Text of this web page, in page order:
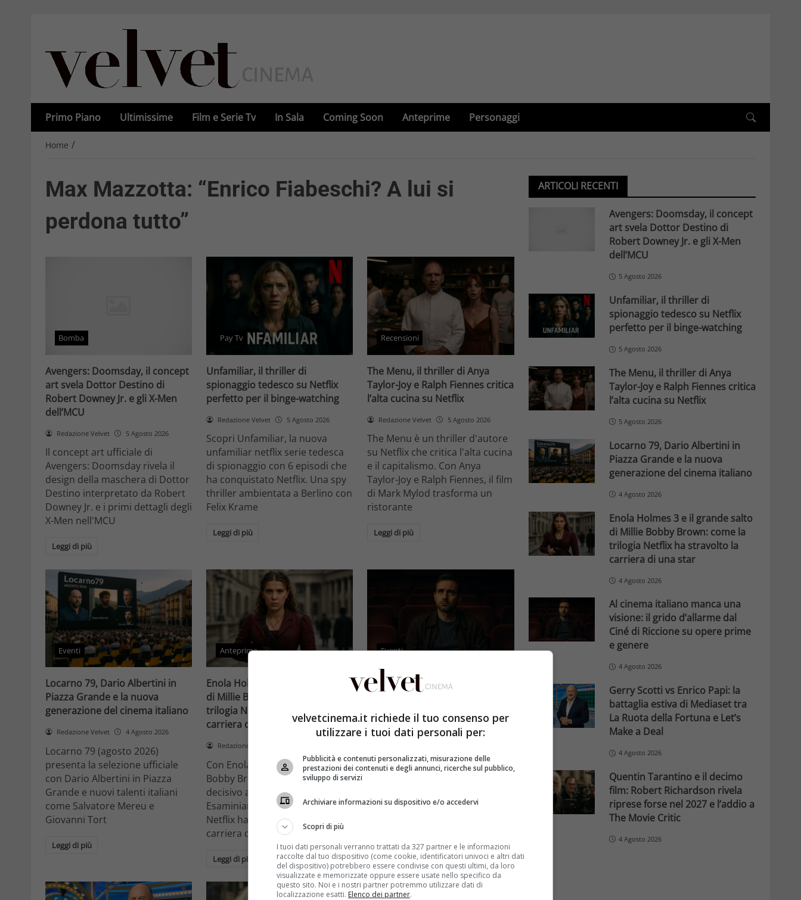
Primo Piano Ultimissime Film e Serie Tv In Sala Coming Soon Anteprime Personaggi
Home /
Max Mazzotta: “Enrico Fiabeschi? A lui si
perdona tutto”
Bomba
Avengers: Doomsday, il concept
art svela Dottor Destino di
Robert Downey Jr. e gli X-Men
dell’MCU
Redazione Velvet 5 Agosto 2026
Il concept art ufficiale di
Avengers: Doomsday rivela il
design della maschera di Dottor
Destino interpretato da Robert
Downey Jr. e i primi dettagli degli
X-Men nell'MCU
Leggi di più
Pay Tv
Unfamiliar, il thriller di
spionaggio tedesco su Netflix
perfetto per il binge-watching
Redazione Velvet 5 Agosto 2026
Scopri Unfamiliar, la nuova
unfamiliar netflix serie tedesca
di spionaggio con 6 episodi che
ha conquistato Netflix. Una spy
thriller ambientata a Berlino con
Felix Krame
Leggi di più
Recensioni
The Menu, il thriller di Anya
Taylor-Joy e Ralph Fiennes critica
l’alta cucina su Netflix
Redazione Velvet 5 Agosto 2026
The Menu è un thriller d'autore
su Netflix che critica l'alta cucina
e il capitalismo. Con Anya
Taylor-Joy e Ralph Fiennes, il film
di Mark Mylod trasforma un
ristorante
Leggi di più
Eventi
Locarno 79, Dario Albertini in
Piazza Grande e la nuova
generazione del cinema italiano
Redazione Velvet 4 Agosto 2026
Locarno 79 (agosto 2026)
presenta la selezione ufficiale
con Dario Albertini in Piazza
Grande e nuovi talenti italiani
come Salvatore Mereu e
Giovanni Tort
Leggi di più
Anteprime
Enola Holmes 3 e il grande salto
di Millie Bobby Brown: come la
trilogia Netflix ha stravolto la
carriera di una star
Redazione Velvet
Con Enola Holmes 3, Millie
Bobby Brown compie un salto
decisivo a Hollywood.
Esaminiamo come la trilogia
Netflix ha trasformato la sua
carriera da attrice
Leggi di più
Eventi
Al cinema italiano manca una
Ciné di Riccione su opere prime
e genere
Il cinema italiano opere prime
ricambio generazionale e
Leggi di più
ARTICOLI RECENTI
Avengers: Doomsday, il concept
art svela Dottor Destino di
Robert Downey Jr. e gli X-Men
dell’MCU
5 Agosto 2026
Unfamiliar, il thriller di
spionaggio tedesco su Netflix
perfetto per il binge-watching
5 Agosto 2026
The Menu, il thriller di Anya
Taylor-Joy e Ralph Fiennes critica
l’alta cucina su Netflix
5 Agosto 2026
Locarno 79, Dario Albertini in
Piazza Grande e la nuova
generazione del cinema italiano
4 Agosto 2026
Enola Holmes 3 e il grande salto
di Millie Bobby Brown: come la
trilogia Netflix ha stravolto la
carriera di una star
4 Agosto 2026
Al cinema italiano manca una
visione: il grido d’allarme dal
Ciné di Riccione su opere prime
e genere
4 Agosto 2026
Gerry Scotti vs Enrico Papi: la
battaglia estiva di Mediaset tra
La Ruota della Fortuna e Let’s
Make a Deal
4 Agosto 2026
Quentin Tarantino e il decimo
film: Robert Richardson rivela
riprese forse nel 2027 e l’addio a
The Movie Critic
4 Agosto 2026
velvetcinema.it richiede il tuo consenso per
utilizzare i tuoi dati personali per:
Pubblicità e contenuti personalizzati, misurazione delle
prestazioni dei contenuti e degli annunci, ricerche sul pubblico,
sviluppo di servizi
Archiviare informazioni su dispositivo e/o accedervi
Scopri di più
I tuoi dati personali verranno trattati da 327 partner e le informazioni
raccolte dal tuo dispositivo (come cookie, identificatori univoci e altri dati
del dispositivo) potrebbero essere condivise con questi ultimi, da loro
visualizzate e memorizzate oppure essere usate nello specifico da
questo sito. Noi e i nostri partner potremmo utilizzare dati di
localizzazione esatti. Elenco dei partner.